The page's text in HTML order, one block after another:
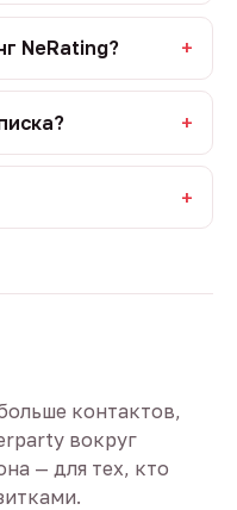
NeRating?
контактов,
вокруг
— для тех, кто